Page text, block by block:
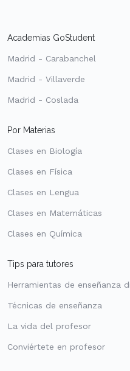
Academias GoStudent
Madrid - Carabanchel
Madrid - Villaverde
Madrid - Coslada
Por Materias
Clases en Biología
Clases en Física
Clases en Lengua
Clases en Matemáticas
Clases en Química
Tips para tutores
Herramientas de enseñanza
Técnicas de enseñanza
La vida del profesor
Conviértete en profesor